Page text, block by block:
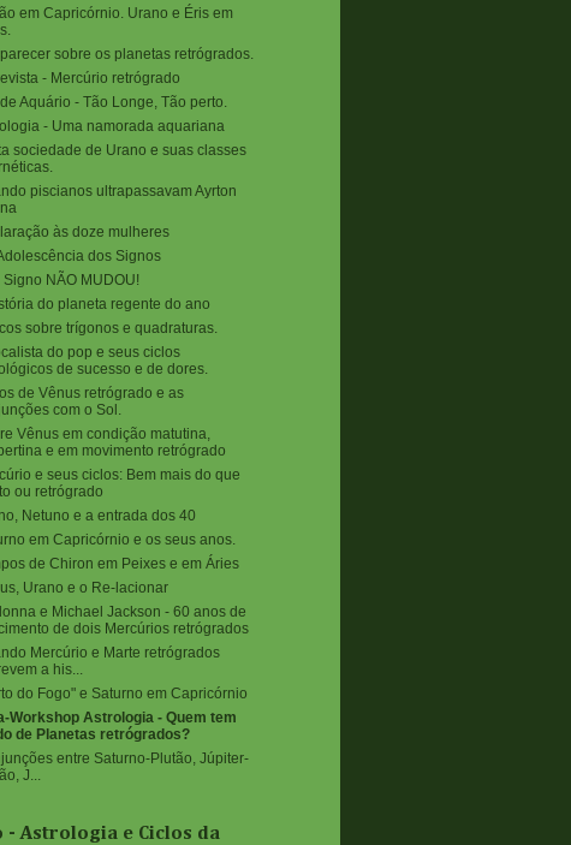
em Capricórnio. Urano e Éris em
sobre os planetas retrógrados.
- Mercúrio retrógrado
Aquário - Tão Longe, Tão perto.
- Uma namorada aquariana
sociedade de Urano e suas classes
piscianos ultrapassavam Ayrton
às doze mulheres
dos Signos
Signo NÃO MUDOU!
do planeta regente do ano
sobre trígonos e quadraturas.
do pop e seus ciclos
de sucesso e de dores.
de Vênus retrógrado e as
com o Sol.
Vênus em condição matutina,
e em movimento retrógrado
e seus ciclos: Bem mais do que
ou retrógrado
Netuno e a entrada dos 40
em Capricórnio e os seus anos.
de Chiron em Peixes e em Áries
Urano e o Re-lacionar
e Michael Jackson - 60 anos de
de dois Mercúrios retrógrados
Mercúrio e Marte retrógrados
a his...
do Fogo" e Saturno em Capricórnio
Workshop Astrologia - Quem tem
de Planetas retrógrados?
entre Saturno-Plutão, Júpiter-
J...
- Astrologia e Ciclos da